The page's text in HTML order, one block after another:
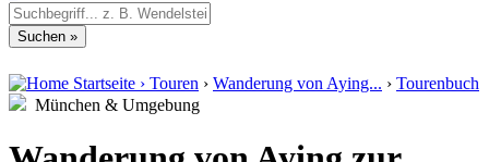
Startseite › Touren › Wanderung von Aying... › Tourenbuch
München & Umgebung